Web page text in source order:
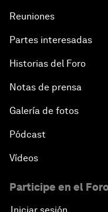
Reuniones
Partes interesadas
Historias del Foro
Notas de prensa
Galería de fotos
Pódcast
Vídeos
Participe en el